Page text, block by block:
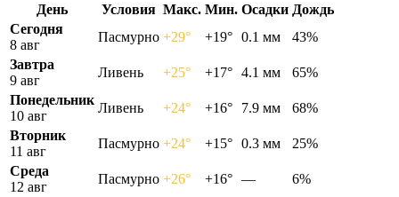
День Условия Макс. Мин. Осадки Дождь
Сегодня
8 авг
Пасмурно +29° +19° 0.1 мм
43%
Завтра
9 авг
Ливень +25° +17° 4.1 мм
65%
Понедельник
10 авг
Ливень +24° +16° 7.9 мм
68%
Вторник
11 авг
Пасмурно +24° +15° 0.3 мм
25%
Среда
12 авг
Пасмурно +26° +16° —
6%